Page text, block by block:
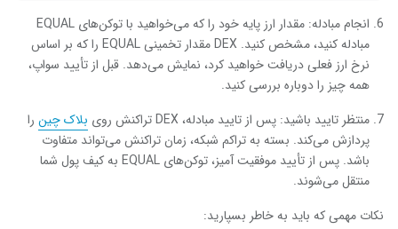
انجام مبادله: مقدار ارز پایه خود را که می‌خواهید با توکن‌های EQUAL
مبادله کنید، مشخص کنید. DEX مقدار تخمینی EQUAL را که بر اساس
نرخ ارز فعلی دریافت خواهید کرد، نمایش می‌دهد. قبل از تأیید سواپ،
همه چیز را دوباره بررسی کنید.
منتظر تایید باشید: پس از تایید مبادله، DEX تراکنش روی
بلاک چین را
پردازش می‌کند. بسته به تراکم شبکه، زمان تراکنش می‌تواند متفاوت
باشد. پس از تأیید موفقیت آمیز، توکن‌های EQUAL به کیف پول شما
منتقل می‌شوند.
نکات مهمی که باید به خاطر بسپارید: